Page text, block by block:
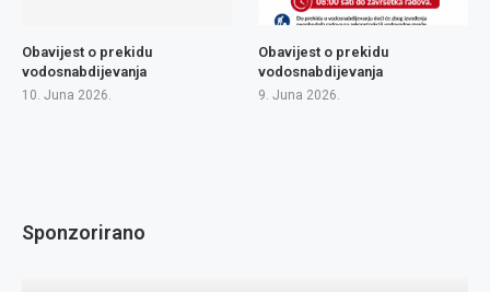
Obavijest o prekidu
vodosnabdijevanja
10. Juna 2026.
Obavijest o prekidu
vodosnabdijevanja
9. Juna 2026.
Sponzorirano